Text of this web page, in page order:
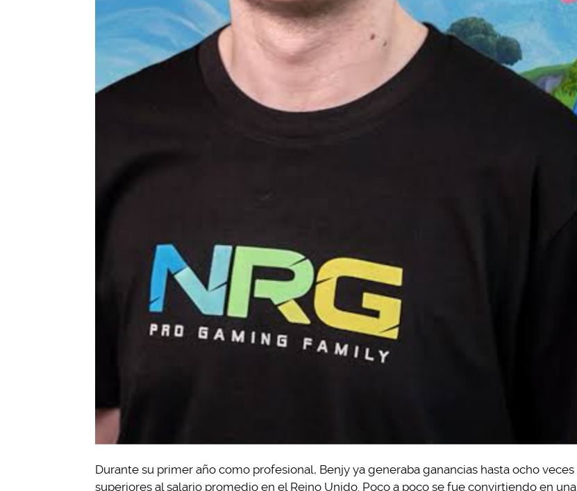
Durante su primer año como profesional, Benjy ya generaba ganancias hasta ocho veces
superiores al salario promedio en el Reino Unido. Poco a poco se fue convirtiendo en una